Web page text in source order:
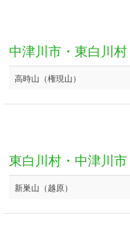
中津川市・東白川村
高時山（権現山）
東白川村・中津川市
新巣山（越原）